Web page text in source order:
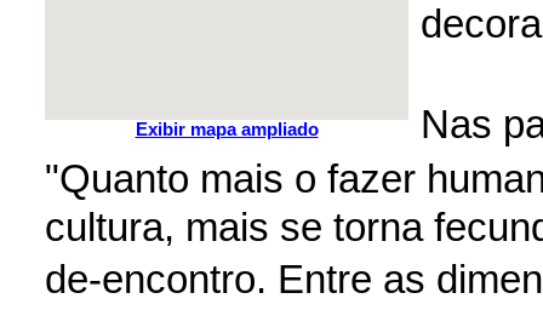
Exibir mapa ampliado
Nas
"Quanto mais o fazer
cultura, mais se torna
de-encontro. Entre as